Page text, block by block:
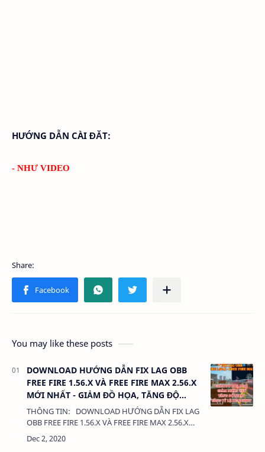
HƯỚNG DẪN CÀI ĐĂT:
- NHƯ VIDEO
You may like these posts
DOWNLOAD HƯỚNG DẪN FIX LAG OBB
FREE FIRE 1.56.X VÀ FREE FIRE MAX 2.56.X
MỚI NHẤT - GIẢM ĐỒ HỌA, TĂNG ĐỘ
NHẠY
THÔNG TIN: DOWNLOAD HƯỚNG DẪN FIX LAG
OBB FREE FIRE 1.56.X VÀ FREE FIRE MAX 2.56.X
MỚI NHẤT - GIẢM ĐỒ HỌA, TĂNG ĐỘ NHẠY